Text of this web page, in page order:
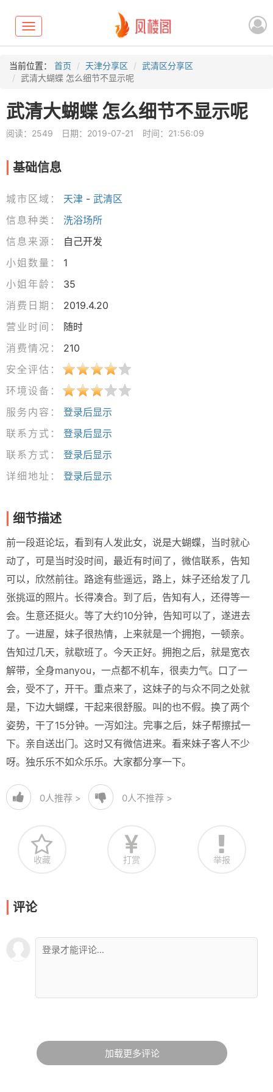
Toggle
navigation
当前位置： 首页 天津分享区
武清区分享区
武清大蝴蝶 怎么细节不显示呢
武清大蝴蝶 怎么细节不显示呢
阅读：2549 日期：2019-07-21 时间：21:56:09
基础信息
城市区域： 天津 - 武清区
信息种类：
洗浴场所
信息来源：
自己开发
小姐数量：
1
小姐年龄：
35
消费日期：
2019.4.20
营业时间：
随时
消费情况：
210
安全评估：
环境设备：
服务内容：
登录后显示
联系方式：
登录后显示
联系方式：
登录后显示
详细地址：
登录后显示
细节描述
前一段逛论坛，看到有人发此女，说是大蝴蝶，当时就心
动了，可是当时没时间，最近有时间了，微信联系，告知
可以，欣然前往。路途有些遥远，路上，妹子还给发了几
张挑逗的照片。长得凑合。到了后，告知有人，还得等一
会。生意还挺火。等了大约10分钟，告知可以了，遂进去
了。一进屋，妹子很热情，上来就是一个拥抱，一顿亲。
告知过几天，就歇班了。今天正好。拥抱之后，就是宽衣
解带，全身manyou，一点都不机车，很卖力气。口了一
会，受不了，开干。重点来了，这妹子的与众不同之处就
是，下边大蝴蝶，干起来很舒服。叫的也不假。换了两个
姿势，干了15分钟。一泻如注。完事之后，妹子帮擦拭一
下。亲自送出门。这时又有微信进来。看来妹子客人不少
呀。独乐乐不如众乐乐。大家都分享一下。
0人推荐 > 0人不推荐 >
收藏 打赏 举报
评论
加载更多评论